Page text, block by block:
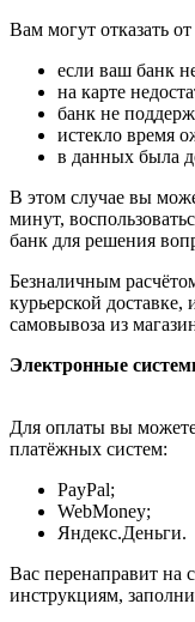
Вам могут отказать
если ваш банк
на карте
банк не
истекло время
в данных была
В этом случае вы
минут,
банк для решения
Безналичным
курьерской доставке,
самовывоза из
Электронные
Для оплаты вы
платёжных систем:
PayPal;
WebMoney;
Яндекс.Деньги.
Вас перенаправит на
инструкциям,